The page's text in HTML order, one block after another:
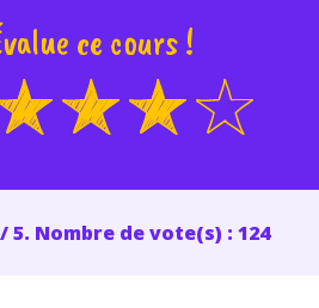
ce cours !
5. Nombre de vote(s) : 124